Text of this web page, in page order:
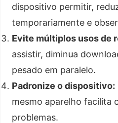
dispositivo permitir,
temporariamente e
Evite múltiplos usos de
assistir, diminua
pesado em paralelo.
Padronize o dispositivo:
mesmo aparelho facilita
problemas.